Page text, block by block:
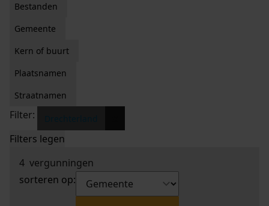
Bestanden
Gemeente
Kern of buurt
Plaatsnamen
Straatnamen
Filter:
Filters legen
4 vergunningen
sorteren op: